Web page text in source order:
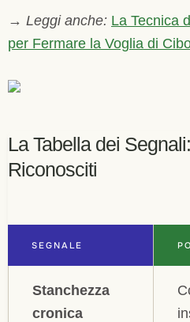
→ Leggi anche: La Tecnica
per Fermare la Voglia di
La Tabella dei Segnali:
Riconosciti
SEGNALE
Stanchezza
cronica